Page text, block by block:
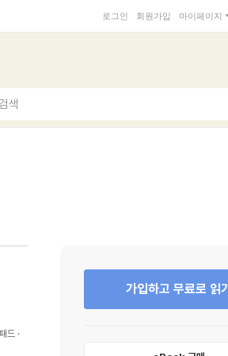
로그인 회원가입 마이페이지
색
드
가입하고 무료로 읽기